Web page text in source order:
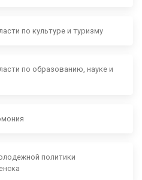
по культуре и туризму
по образованию, науке и
политики